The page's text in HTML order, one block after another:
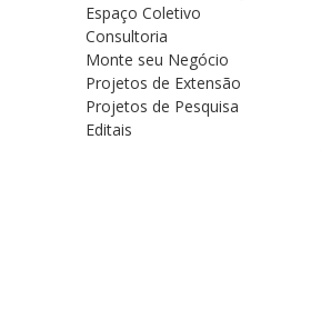
Espaço Coletivo
Consultoria
Monte seu Negócio
Projetos de Extensão
Projetos de Pesquisa
Editais